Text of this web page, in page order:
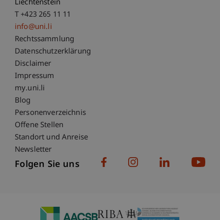
Liechtenstein
T +423 265 11 11
info@uni.li
Fußzeile Rechtliche Hinweise
Rechtssammlung
Datenschutzerklärung
Disclaimer
Impressum
Fußzeile Subdomain-Verzeichnis
my.uni.li
Blog
Personenverzeichnis
Offene Stellen
Standort und Anreise
Newsletter
Folgen Sie uns